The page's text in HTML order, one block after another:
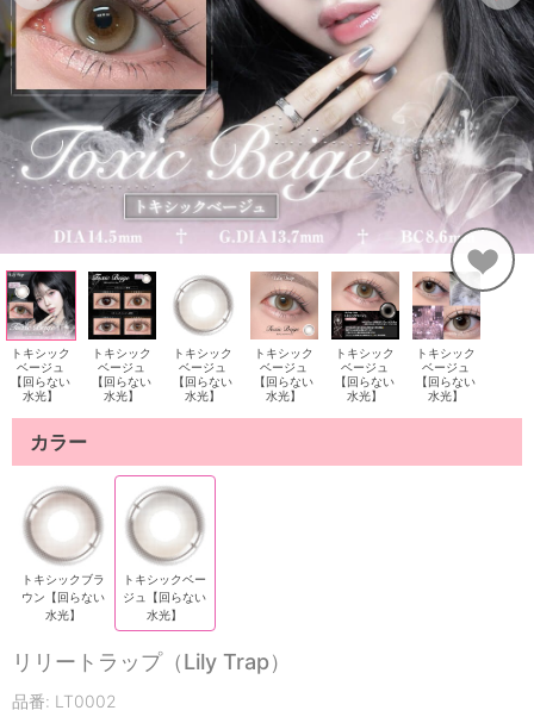
トキシック
ベージュ
【回らない
水光】
トキシック
ベージュ
【回らない
水光】
トキシック
ベージュ
【回らない
水光】
トキシック
ベージュ
【回らない
水光】
トキシック
ベージュ
【回らない
水光】
トキシック
ベージュ
【回らない
水光】
カラー
トキシックブラ
ウン【回らない
水光】
トキシックベー
ジュ【回らない
水光】
リリートラップ（Lily Trap）
品番: LT0002